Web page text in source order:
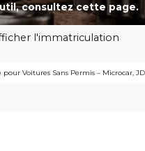
consultez cette page.
l'immatriculation
Voitures Sans Permis – Microcar,